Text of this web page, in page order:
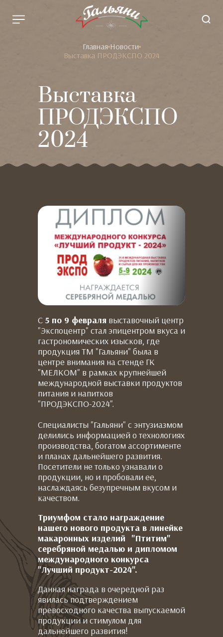
Главная Новости
Выставка ПРОДЭКСПО 2024
Выставка
ПРОДЭКСПО
2024
С 5 по 9 февраля выставочный центр
"Экспоцентр" стал эпицентром вкуса и
гастрономических изысков, где
продукция ТМ "Гальяни" была в
центре внимания на стенде ГК
"МЕЛКОМ" в рамках крупнейшей
международной выставки продуктов
питания и напитков
"ПРОДЭКСПО-2024".
Специалисты "Гальяни" с энтузиазмом
делились информацией о технологиях
производства, богатом ассортименте
и планах дальнейшего развития.
Посетители не только узнавали о
продукции, но и пробовали ее,
наслаждаясь безупречным вкусом и
качеством.
Триумфом стало награждение
нашего нового продукта в линейке
макаронных изделий "Птитим"
серебряной медалью и дипломом
международного конкурса
"Лучший продукт-2024".
Данная награда в очередной раз
явилась подтверждением
превосходного качества выпускаемой
продукции и стимулом для
дальнейшего развития!